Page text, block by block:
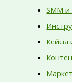
SMM и
Кейсы